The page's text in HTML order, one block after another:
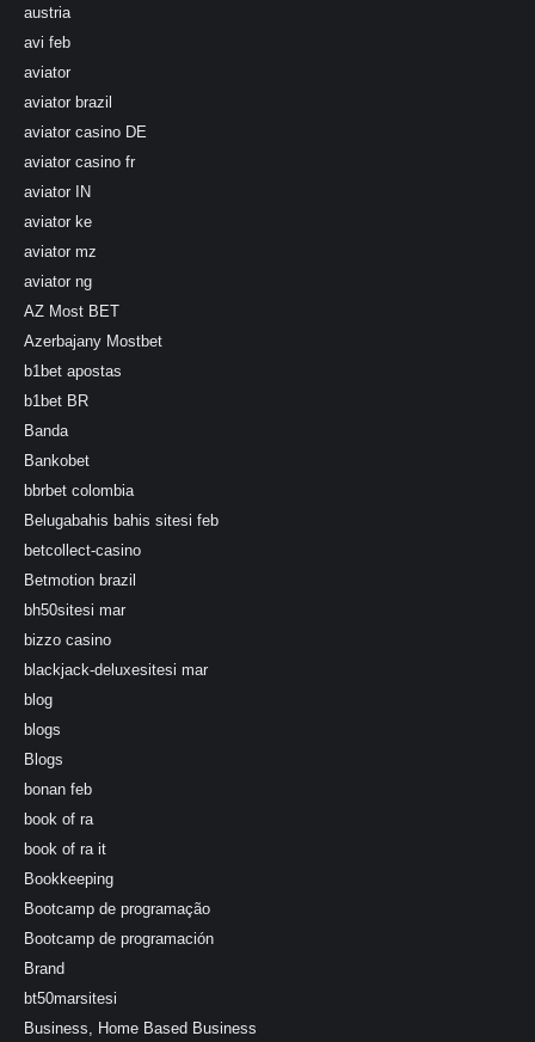
austria
avi feb
aviator
aviator brazil
aviator casino DE
aviator casino fr
aviator IN
aviator ke
aviator mz
aviator ng
AZ Most BET
Azerbajany Mostbet
b1bet apostas
b1bet BR
Banda
Bankobet
bbrbet colombia
Belugabahis bahis sitesi feb
betcollect-casino
Betmotion brazil
bh50sitesi mar
bizzo casino
blackjack-deluxesitesi mar
blog
blogs
Blogs
bonan feb
book of ra
book of ra it
Bookkeeping
Bootcamp de programação
Bootcamp de programación
Brand
bt50marsitesi
Business, Home Based Business